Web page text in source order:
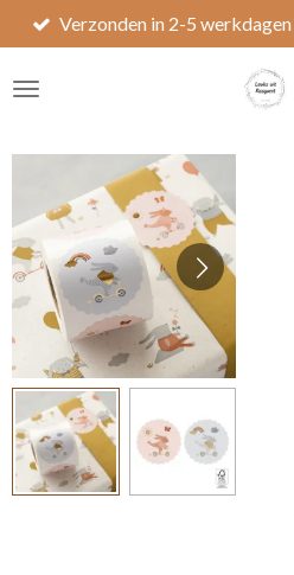
Ga
direct
naar
Verzonden in 2-5 werkdagen